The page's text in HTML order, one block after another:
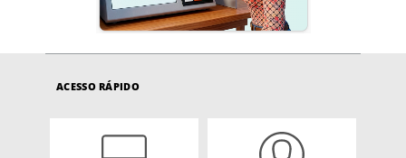
ACESSO RÁPIDO